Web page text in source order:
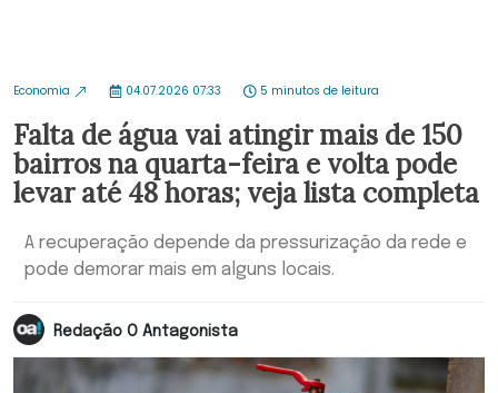
Economia 04.07.2026 07:33 5 minutos de leitura
Falta de água vai atingir mais de 150
bairros na quarta-feira e volta pode
levar até 48 horas; veja lista completa
A recuperação depende da pressurização da rede e
pode demorar mais em alguns locais.
Redação O Antagonista